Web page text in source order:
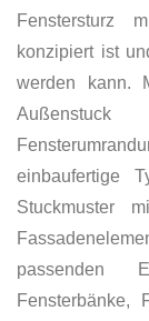
Fenstersturz
konzipiert ist
werden kann.
einbaufertige
Stuckmuster
passenden
Fensterbänke,